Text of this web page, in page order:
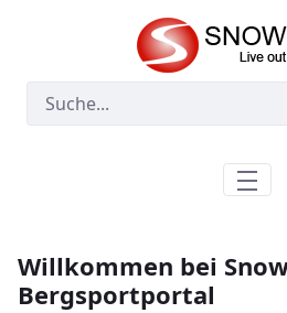
Zum Hauptinhalt springen
Willkommen bei
Bergsportportal